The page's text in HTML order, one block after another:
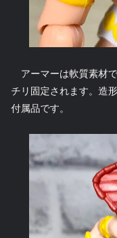
アーマーは軟質素材
チリ固定されます。造
付属品です。